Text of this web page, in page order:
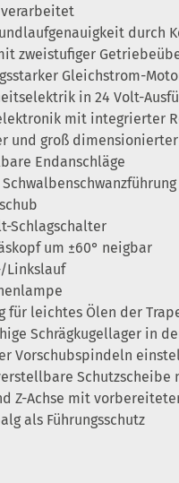
verarbeitet
durch
zweistufiger
Gleichstrom-
in 24 Volt-
mit integrierter
und groß
Endanschläge
Schlagschalter
um ±60° neigbar
Linkslauf
für leichtes Ölen der
Schrägkugellager in
Vorschubspindeln
Schutzscheibe
Z-Achse mit
als Führungsschutz